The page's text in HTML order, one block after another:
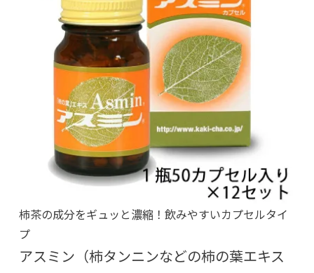
柿茶の成分をギュッと濃縮！飲みやすいカプセルタイ
プ
アスミン（柿タンニンなどの柿の葉エキス